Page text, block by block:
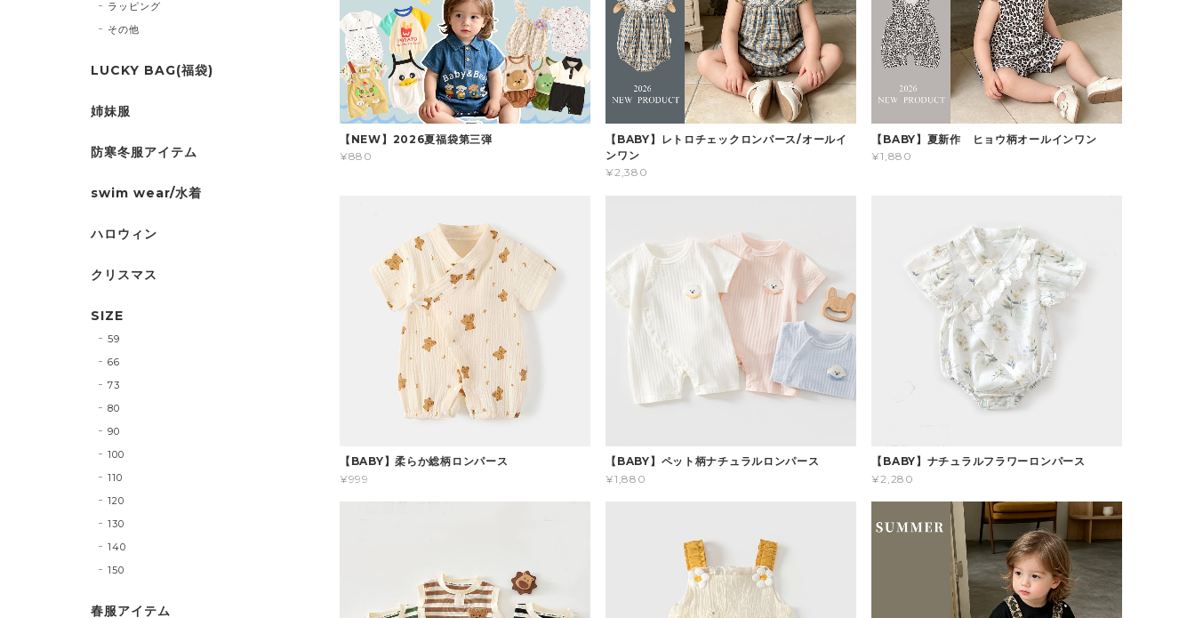
【NEW】2026夏福袋第三弾
¥880
【BABY】レトロチェックロンパース/オールイ
ンワン
¥2,380
【BABY】夏新作 ヒョウ柄オールインワン
¥1,880
【BABY】柔らか総柄ロンパース
¥999
【BABY】ペット柄ナチュラルロンパース
¥1,880
【BABY】ナチュラルフラワーロンパース
¥2,280
ラッピング
その他
LUCKY BAG(福袋)
姉妹服
防寒冬服アイテム
swim wear/水着
ハロウィン
クリスマス
SIZE
59
66
73
80
90
100
110
120
130
140
150
春服アイテム